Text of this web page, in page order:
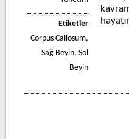
Etiketler
Corpus Callosum,
Sağ Beyin, Sol
Beyin